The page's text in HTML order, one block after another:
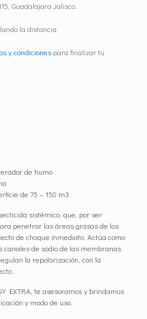
Guadalajara Jalisco.
la distancia
y condiciones para finalizar tu
de humo
de 75 – 150 m3
sistémico, que, por ser
penetrar las áreas grasas de los
de choque inmediato. Actúa como
canales de sodio de las membranas
la repolarización, con la
EXTRA, te asesoramos y brindamos
y modo de uso.